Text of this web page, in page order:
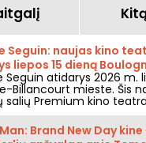
Seguin: naujas kino
liepos 15 dieną
Seguin atidarys 2026 m.
Billancourt mieste. Šis
salių Premium kino
– IMAX, įsikurs Pointe
Île Seguin saloje.
Brand New Day